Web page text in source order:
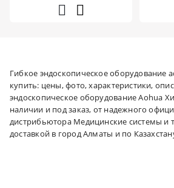
Гибкое эндоскопическое оборудование
купить: цены, фото, характеристики,
эндоскопическое оборудование Aohua
наличии и под заказ, от надежного
дистрибьютора Медицинские системы и
доставкой в город Алматы и по